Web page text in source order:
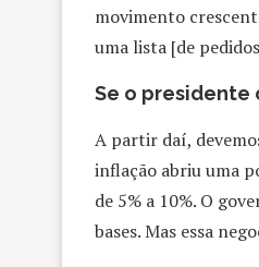
movimento
uma lista [de
Se o presidente
A partir daí,
inflação abriu uma
de 5% a 10%. O
bases. Mas essa